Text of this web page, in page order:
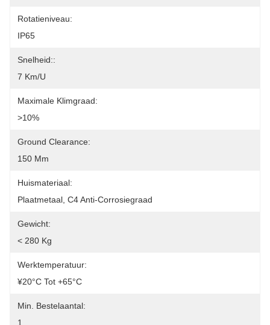
Rotatieniveau:
IP65
Snelheid::
7 Km/u
Maximale Klimgraad:
>10%
Ground Clearance:
150 Mm
Huismateriaal:
Plaatmetaal, C4 Anti-Corrosiegraad
Gewicht:
< 280 Kg
Werktemperatuur:
¥20°C Tot +65°C
Min. Bestelaantal:
1